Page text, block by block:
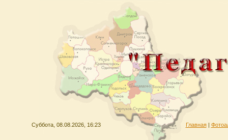
Суббота, 08.08.2026, 16:23 Главная|